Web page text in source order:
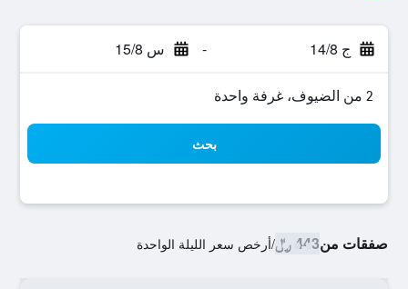
ج 14/8 - س 15/8
2 من الضيوف، غرفة واحدة
بحث
صفقات من443 ﷼ /أرخص سعر الليلة الواحدة